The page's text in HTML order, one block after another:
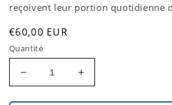
reçoivent leur portion quotidienne
Prix
habituel
€60,00 EUR
Quantité
Réduire
la
Augmenter
la